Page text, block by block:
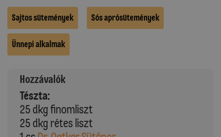
Sajtos sütemények Sós aprósütemények
Ünnepi alkalmak
Hozzávalók
Tészta:
25 dkg finomliszt
25 dkg rétes liszt